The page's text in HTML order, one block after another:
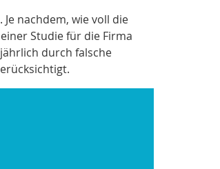
nachdem, wie voll die
Studie für die Firma
durch falsche